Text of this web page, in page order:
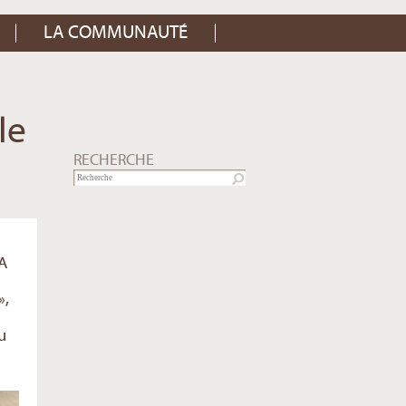
LA COMMUNAUTÉ
RECHERCHE